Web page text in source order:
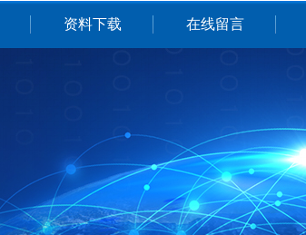
资料下载 在线留言